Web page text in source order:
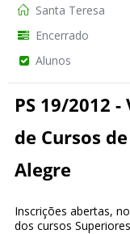
Santa Teresa
Encerrado
Alunos
PS 19/2012
de Cursos
Alegre
Inscrições abertas,
dos cursos